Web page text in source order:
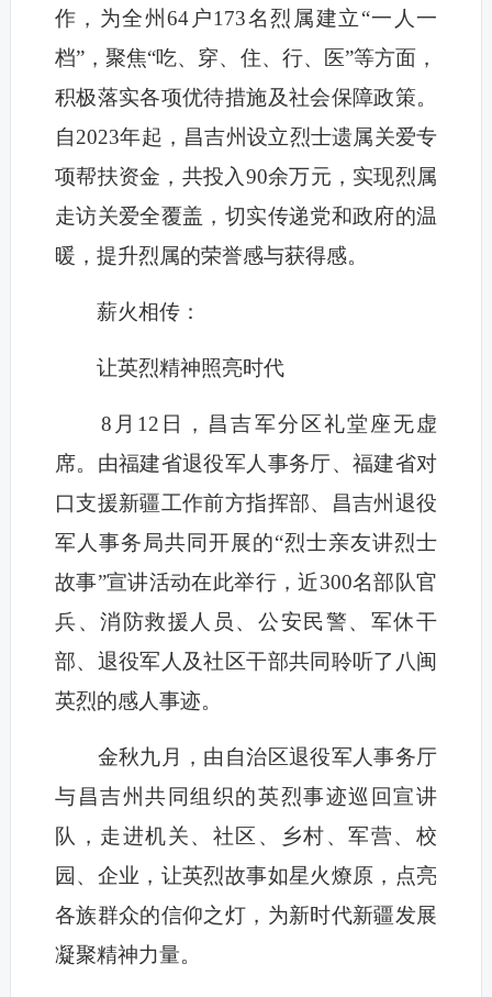
作，为全州64户173名烈属建立“一人一
档”，聚焦“吃、穿、住、行、医”等方面，
积极落实各项优待措施及社会保障政策。
自2023年起，昌吉州设立烈士遗属关爱专
项帮扶资金，共投入90余万元，实现烈属
走访关爱全覆盖，切实传递党和政府的温
暖，提升烈属的荣誉感与获得感。
薪火相传：
让英烈精神照亮时代
8月12日，昌吉军分区礼堂座无虚
席。由福建省退役军人事务厅、福建省对
口支援新疆工作前方指挥部、昌吉州退役
军人事务局共同开展的“烈士亲友讲烈士
故事”宣讲活动在此举行，近300名部队官
兵、消防救援人员、公安民警、军休干
部、退役军人及社区干部共同聆听了八闽
英烈的感人事迹。
金秋九月，由自治区退役军人事务厅
与昌吉州共同组织的英烈事迹巡回宣讲
队，走进机关、社区、乡村、军营、校
园、企业，让英烈故事如星火燎原，点亮
各族群众的信仰之灯，为新时代新疆发展
凝聚精神力量。